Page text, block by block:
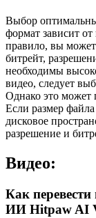
Выбор
формат зависит
правило, вы
битрейт,
необходимы
видео, следует
Однако это может
Если размер
дисковое
разрешение и
Видео:
Как
ИИ Hitpaw AI